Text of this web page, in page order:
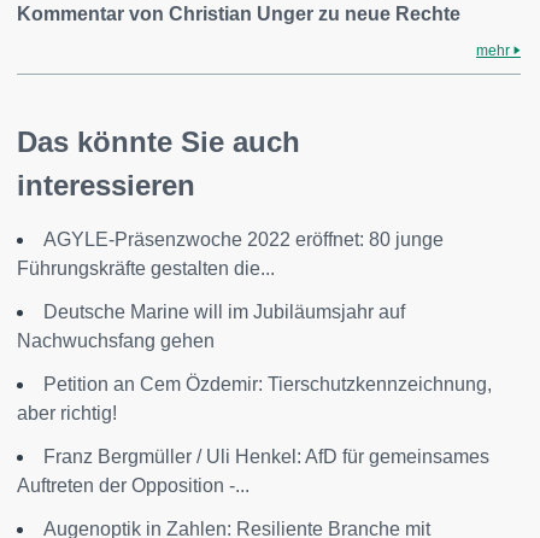
Kommentar von Christian Unger zu neue Rechte
mehr
Das könnte Sie auch
interessieren
AGYLE-Präsenzwoche 2022 eröffnet: 80 junge
Führungskräfte gestalten die...
Deutsche Marine will im Jubiläumsjahr auf
Nachwuchsfang gehen
Petition an Cem Özdemir: Tierschutzkennzeichnung,
aber richtig!
Franz Bergmüller / Uli Henkel: AfD für gemeinsames
Auftreten der Opposition -...
Augenoptik in Zahlen: Resiliente Branche mit